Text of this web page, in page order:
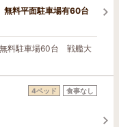
無料平面駐車場有60台
料駐車場60台 戦艦大
4ベッド 食事なし